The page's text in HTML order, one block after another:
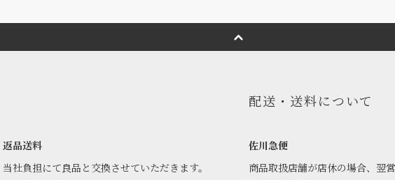
返品送料
当社負担にて良品と交換させていただきます。
配送・送料について
佐川急便
商品取扱店舗が店休の場合、翌